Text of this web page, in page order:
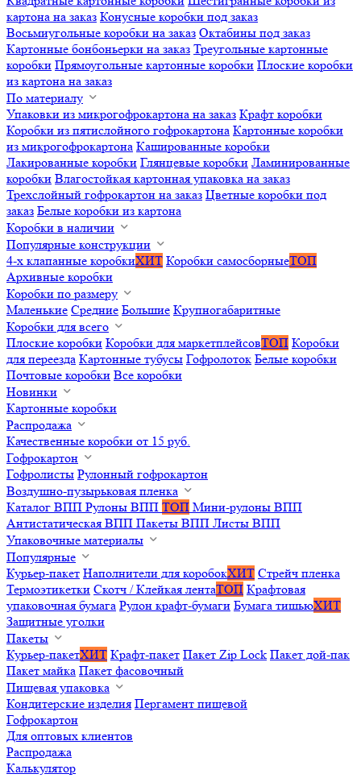
картона на заказ Конусные коробки под заказ
Восьмиугольные коробки на заказ Октабины под заказ
Картонные бонбоньерки на заказ Треугольные картонные
коробки Прямоугольные картонные коробки Плоские коробки
из картона на заказ
По материалу
Упаковки из микрогофрокартона на заказ Крафт коробки
Коробки из пятислойного гофрокартона Картонные коробки
из микрогофрокартона Кашированные коробки
Лакированные коробки Глянцевые коробки Ламинированные
коробки Влагостойкая картонная упаковка на заказ
Трехслойный гофрокартон на заказ Цветные коробки под
заказ Белые коробки из картона
Коробки в наличии
Популярные конструкции
4-х клапанные коробкиХИТ Коробки самосборныеТОП
Архивные коробки
Коробки по размеру
Маленькие Средние Большие Крупногабаритные
Коробки для всего
Плоские коробки Коробки для маркетплейсовТОП Коробки
для переезда Картонные тубусы Гофролоток Белые коробки
Почтовые коробки Все коробки
Новинки
Картонные коробки
Распродажа
Качественные коробки от 15 руб.
Гофрокартон
Гофролисты Рулонный гофрокартон
Воздушно-пузырьковая пленка
Каталог ВПП Рулоны ВПП ТОП Мини-рулоны ВПП
Антистатическая ВПП Пакеты ВПП Листы ВПП
Упаковочные материалы
Популярные
Курьер-пакет Наполнители для коробокХИТ Стрейч пленка
Термоэтикетки Скотч / Клейкая лентаТОП Крафтовая
упаковочная бумага Рулон крафт-бумаги Бумага тишьюХИТ
Защитные уголки
Пакеты
Курьер-пакетХИТ Крафт-пакет Пакет Zip Lock Пакет дой-пак
Пакет майка Пакет фасовочный
Пищевая упаковка
Кондитерские изделия Пергамент пищевой
Гофрокартон
Для оптовых клиентов
Распродажа
Калькулятор